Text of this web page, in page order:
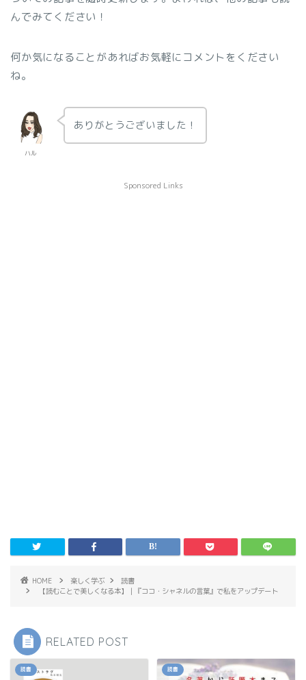
んでみてください！
何か気になることがあればお気軽にコメントをください
ね。
ハル
ありがとうございました！
Sponsored Links
HOME 楽しく学ぶ
読書
【読むことで美しくなる本】｜『ココ・シャネルの言葉』で私をアップデート
RELATED POST
読書 読書